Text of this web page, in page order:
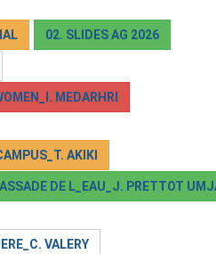
02. SLIDES AG 2026
MEDARHRI
AKIKI
DE L_EAU_J. PRETTOT
VALERY